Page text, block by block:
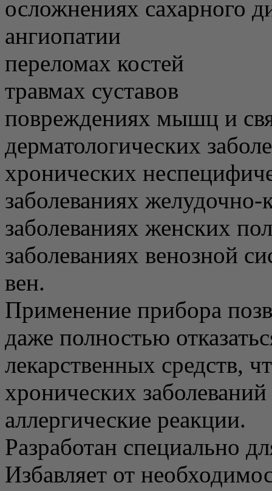
осложнениях сахарного
ангиопатии
переломах костей
травмах суставов
повреждениях мышц и
дерматологических
хронических
заболеваниях желудочно-
заболеваниях женских
заболеваниях венозной
вен.
Применение прибора
даже полностью
лекарственных средств,
хронических
аллергические реакции.
Разработан специально
Избавляет от